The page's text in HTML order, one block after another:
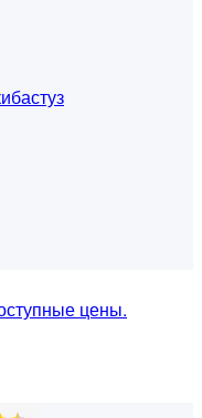
цены.